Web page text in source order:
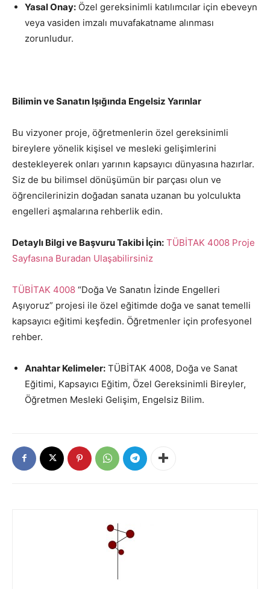
Yasal Onay: Özel gereksinimli katılımcılar için ebeveyn
veya vasiden imzalı muvafakatname alınması
zorunludur.
Bilimin ve Sanatın Işığında Engelsiz Yarınlar
Bu vizyoner proje, öğretmenlerin özel gereksinimli
bireylere yönelik kişisel ve mesleki gelişimlerini
destekleyerek onları yarının kapsayıcı dünyasına hazırlar.
Siz de bu bilimsel dönüşümün bir parçası olun ve
öğrencilerinizin doğadan sanata uzanan bu yolculukta
engelleri aşmalarına rehberlik edin.
Detaylı Bilgi ve Başvuru Takibi İçin: TÜBİTAK 4008 Proje
Sayfasına Buradan Ulaşabilirsiniz
TÜBİTAK 4008 “Doğa Ve Sanatın İzinde Engelleri
Aşıyoruz” projesi ile özel eğitimde doğa ve sanat temelli
kapsayıcı eğitimi keşfedin. Öğretmenler için profesyonel
rehber.
Anahtar Kelimeler: TÜBİTAK 4008, Doğa ve Sanat
Eğitimi, Kapsayıcı Eğitim, Özel Gereksinimli Bireyler,
Öğretmen Mesleki Gelişim, Engelsiz Bilim.